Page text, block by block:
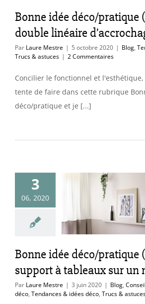
& astuces
Bonne idée déco/pratique
double linéaire
Par Laure Mestre | 5 octobre 2020 | Blog,
Trucs & astuces | 2 Commentaires
Concilier le fonctionnel et l'esthétique,
tente de faire dans cette rubrique
déco/pratique et je [...]
3
06, 2020
(16):
à
sur un
bicolore
Tendances &
Trucs & astuces
Bonne idée déco/pratique
support à tableaux sur un
Par Laure Mestre | 3 juin 2020 | Blog,
déco, Tendances & idées déco, Trucs &